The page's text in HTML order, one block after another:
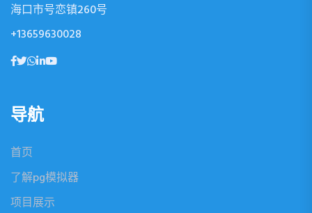
海口市号恋镇260号
+13659630028
导航
首页
了解pg模拟器
项目展示